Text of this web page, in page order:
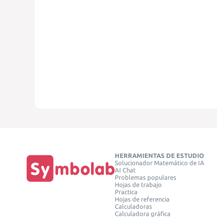
HERRAMIENTAS DE ESTUDIO
Solucionador Matemático de IA
AI Chat
Problemas populares
Hojas de trabajo
Practica
Hojas de referencia
Calculadoras
Calculadora gráfica